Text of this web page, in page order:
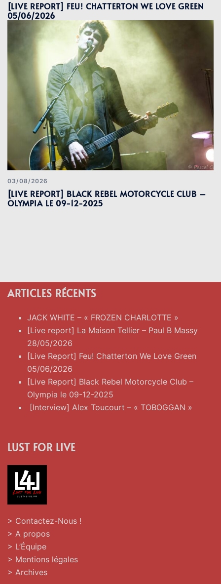
[LIVE REPORT] FEU! CHATTERTON WE LOVE GREEN
05/06/2026
03/08/2026
[LIVE REPORT] BLACK REBEL MOTORCYCLE CLUB –
OLYMPIA LE 09-12-2025
ARTICLES RÉCENTS
JACK WHITE – « FROZEN CHARLOTTE »
[Live report] La Maison Tellier – Paul B Massy
28/05/2026
[Live Report] Feu! Chatterton We Love Green
05/06/2026
[Live Report] Black Rebel Motorcycle Club –
Olympia le 09-12-2025
[Interview] Alex Toucourt – « TOBOGGAN »
LUST FOR LIVE
> Contactez-Nous !
> A propos
> L’Équipe
> Mentions légales
> Archives